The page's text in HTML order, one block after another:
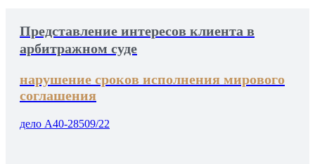
Представление интересов клиента в
арбитражном суде
нарушение сроков исполнения мирового
соглашения
дело А40-28509/22